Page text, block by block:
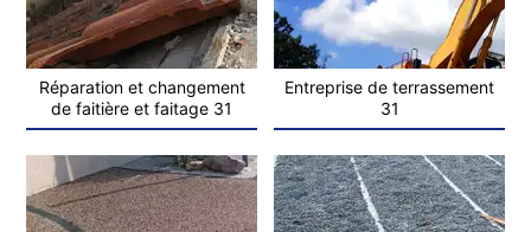
Réparation et changement
de faitière et faitage 31
Entreprise de terrassement
31